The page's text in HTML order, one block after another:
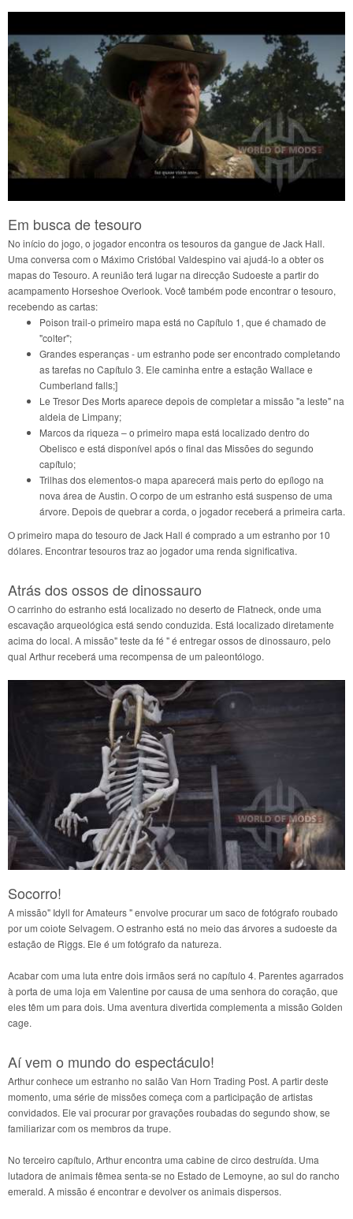
Em busca de tesouro
No início do jogo, o jogador encontra os tesouros da gangue de Jack Hall.
Uma conversa com o Máximo Cristóbal Valdespino vai ajudá-lo a obter os
mapas do Tesouro. A reunião terá lugar na direcção Sudoeste a partir do
acampamento Horseshoe Overlook. Você também pode encontrar o tesouro,
recebendo as cartas:
Poison trail-o primeiro mapa está no Capítulo 1, que é chamado de
"colter";
Grandes esperanças - um estranho pode ser encontrado completando
as tarefas no Capítulo 3. Ele caminha entre a estação Wallace e
Cumberland falls;]
Le Tresor Des Morts aparece depois de completar a missão "a leste" na
aldeia de Limpany;
Marcos da riqueza – o primeiro mapa está localizado dentro do
Obelisco e está disponível após o final das Missões do segundo
capítulo;
Trilhas dos elementos-o mapa aparecerá mais perto do epílogo na
nova área de Austin. O corpo de um estranho está suspenso de uma
árvore. Depois de quebrar a corda, o jogador receberá a primeira carta.
O primeiro mapa do tesouro de Jack Hall é comprado a um estranho por 10
dólares. Encontrar tesouros traz ao jogador uma renda significativa.
Atrás dos ossos de dinossauro
O carrinho do estranho está localizado no deserto de Flatneck, onde uma
escavação arqueológica está sendo conduzida. Está localizado diretamente
acima do local. A missão" teste da fé " é entregar ossos de dinossauro, pelo
qual Arthur receberá uma recompensa de um paleontólogo.
Socorro!
A missão" Idyll for Amateurs " envolve procurar um saco de fotógrafo roubado
por um coiote Selvagem. O estranho está no meio das árvores a sudoeste da
estação de Riggs. Ele é um fotógrafo da natureza.
Acabar com uma luta entre dois irmãos será no capítulo 4. Parentes agarrados
à porta de uma loja em Valentine por causa de uma senhora do coração, que
eles têm um para dois. Uma aventura divertida complementa a missão Golden
cage.
Aí vem o mundo do espectáculo!
Arthur conhece um estranho no salão Van Horn Trading Post. A partir deste
momento, uma série de missões começa com a participação de artistas
convidados. Ele vai procurar por gravações roubadas do segundo show, se
familiarizar com os membros da trupe.
No terceiro capítulo, Arthur encontra uma cabine de circo destruída. Uma
lutadora de animais fêmea senta-se no Estado de Lemoyne, ao sul do rancho
emerald. A missão é encontrar e devolver os animais dispersos.